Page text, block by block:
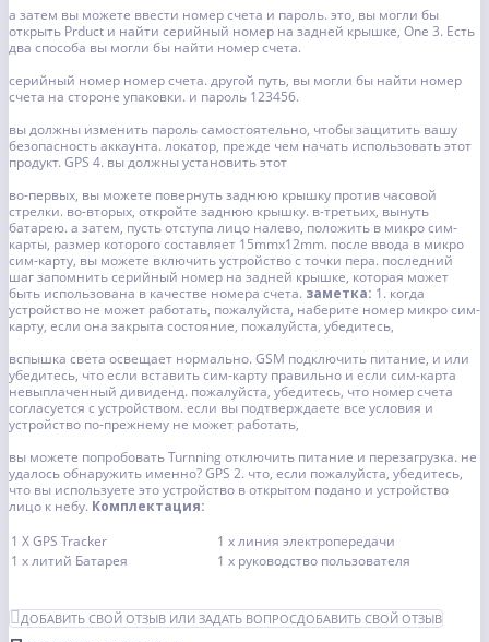
а затем вы можете ввести номер счета и пароль. это, вы могли бы
открыть Prduct и найти серийный номер на задней крышке, One 3. Есть
два способа вы могли бы найти номер счета.
серийный номер номер счета. другой путь, вы могли бы найти номер
счета на стороне упаковки. и пароль 123456.
вы должны изменить пароль самостоятельно, чтобы защитить вашу
безопасность аккаунта. локатор, прежде чем начать использовать этот
продукт. GPS 4. вы должны установить этот
во-первых, вы можете повернуть заднюю крышку против часовой
стрелки. во-вторых, откройте заднюю крышку. в-третьих, вынуть
батарею. а затем, пусть отступа лицо налево, положить в микро сим-
карты, размер которого составляет 15mmx12mm. после ввода в микро
сим-карту, вы можете включить устройство с точки пера. последний
шаг запомнить серийный номер на задней крышке, которая может
быть использована в качестве номера счета. заметка: 1. когда
устройство не может работать, пожалуйста, наберите номер микро сим-
карту, если она закрыта состояние, пожалуйста, убедитесь,
вспышка света освещает нормально. GSM подключить питание, и или
убедитесь, что если вставить сим-карту правильно и если сим-карта
невыплаченный дивиденд. пожалуйста, убедитесь, что номер счета
согласуется с устройством. если вы подтверждаете все условия и
устройство по-прежнему не может работать,
вы можете попробовать Turnning отключить питание и перезагрузка. не
удалось обнаружить именно? GPS 2. что, если пожалуйста, убедитесь,
что вы используете это устройство в открытом подано и устройство
лицо к небу. Комплектация:
1 X GPS Tracker
1 x линия электропередачи
1 x литий Батарея
1 x руководство пользователя
ДОБАВИТЬ СВОЙ ОТЗЫВ ИЛИ ЗАДАТЬ ВОПРОСДОБАВИТЬ СВОЙ ОТЗЫВ